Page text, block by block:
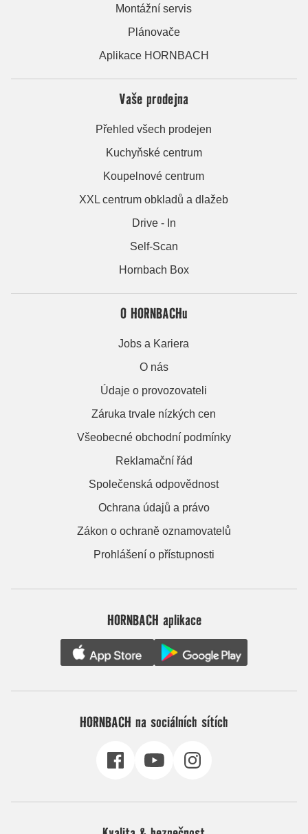
Montážní servis
Plánovače
Aplikace HORNBACH
Vaše prodejna
Přehled všech prodejen
Kuchyňské centrum
Koupelnové centrum
XXL centrum obkladů a dlažeb
Drive - In
Self-Scan
Hornbach Box
O HORNBACHu
Jobs a Kariera
O nás
Údaje o provozovateli
Záruka trvale nízkých cen
Všeobecné obchodní podmínky
Reklamační řád
Společenská odpovědnost
Ochrana údajů a právo
Zákon o ochraně oznamovatelů
Prohlášení o přístupnosti
HORNBACH aplikace
HORNBACH na sociálních sítích